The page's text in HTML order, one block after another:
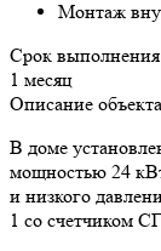
Монтаж
Срок
1 месяц
Описание
В доме
мощностью 24
и низкого
1 со счетчиком